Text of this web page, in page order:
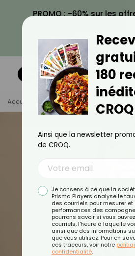
PROMO : -60% sur les
VOIR LA
Accueil Tag Maquillage
180
Ainsi que la newsletter
de CROQ.
Je consens à ce que la
Prisma Players analyse le
des courriels pour mesurer
performances des
pourrons savoir si vous
courriels, l'heure à laquelle
ainsi que des informations
que vous utilisez. Pour en
ces traceurs, voir notre
confidentialité.